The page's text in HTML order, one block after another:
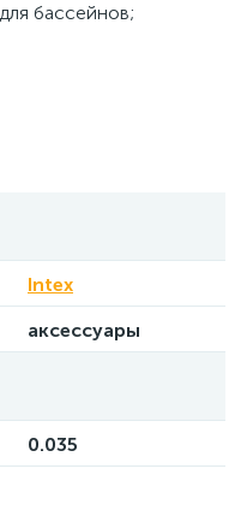
бассейнов;
Intex
аксессуары
0.035